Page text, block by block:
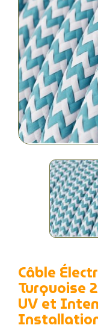
Câble
Turquoise
UV et